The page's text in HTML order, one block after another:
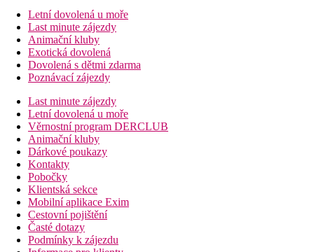
Letní dovolená u moře
Last minute zájezdy
Animační kluby
Exotická dovolená
Dovolená s dětmi zdarma
Poznávací zájezdy
Last minute zájezdy
Letní dovolená u moře
Věrnostní program DERCLUB
Animační kluby
Dárkové poukazy
Kontakty
Pobočky
Klientská sekce
Mobilní aplikace Exim
Cestovní pojištění
Časté dotazy
Podmínky k zájezdu